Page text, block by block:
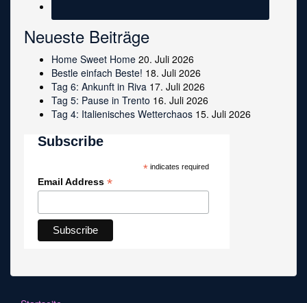
Neueste Beiträge
Home Sweet Home 20. Juli 2026
Bestle einfach Beste! 18. Juli 2026
Tag 6: Ankunft in Riva 17. Juli 2026
Tag 5: Pause in Trento 16. Juli 2026
Tag 4: Italienisches Wetterchaos 15. Juli 2026
Subscribe
*indicates required
Email Address *